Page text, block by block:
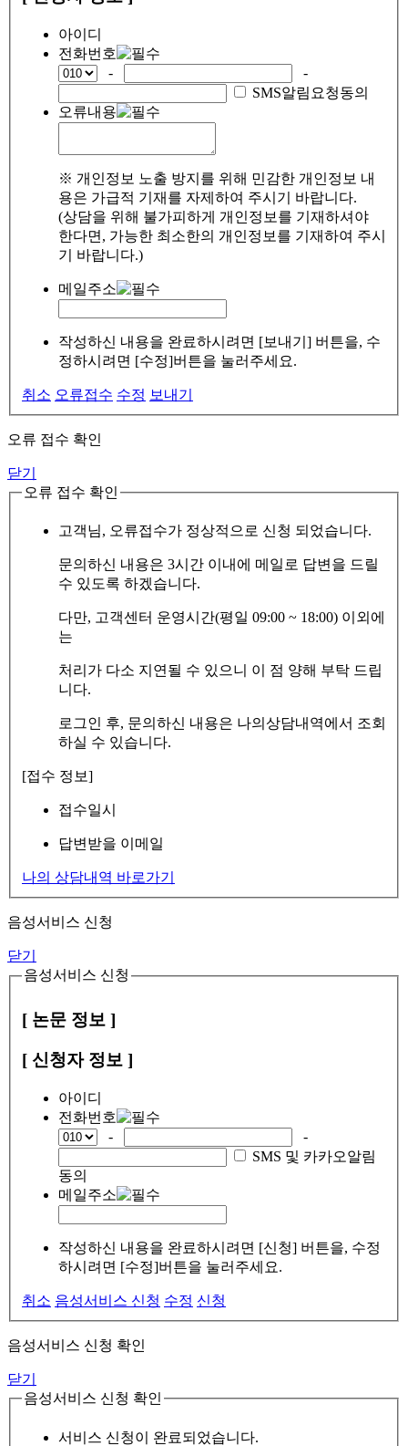
아이디
전화번호
-
-
SMS알림요청동의
오류내용
※ 개인정보 노출 방지를 위해 민감한 개인정보 내
용은 가급적 기재를 자제하여 주시기 바랍니다.
(상담을 위해 불가피하게 개인정보를 기재하셔야
한다면, 가능한 최소한의 개인정보를 기재하여 주시
기 바랍니다.)
메일주소
작성하신 내용을 완료하시려면 [보내기] 버튼을, 수
정하시려면 [수정]버튼을 눌러주세요.
취소 오류접수 수정 보내기
오류 접수 확인
닫기
오류 접수 확인
고객님, 오류접수가 정상적으로 신청 되었습니다.
문의하신 내용은 3시간 이내에 메일로 답변을 드릴
수 있도록 하겠습니다.
다만, 고객센터 운영시간(평일 09:00 ~ 18:00) 이외에
는
처리가 다소 지연될 수 있으니 이 점 양해 부탁 드립
니다.
로그인 후, 문의하신 내용은 나의상담내역에서 조회
하실 수 있습니다.
[접수 정보]
접수일시
답변받을 이메일
나의 상담내역 바로가기
음성서비스 신청
닫기
음성서비스 신청
[ 논문 정보 ]
[ 신청자 정보 ]
아이디
전화번호
-
-
SMS 및 카카오알림
동의
메일주소
작성하신 내용을 완료하시려면 [신청] 버튼을, 수정
하시려면 [수정]버튼을 눌러주세요.
취소 음성서비스 신청 수정 신청
음성서비스 신청 확인
닫기
음성서비스 신청 확인
서비스 신청이 완료되었습니다.